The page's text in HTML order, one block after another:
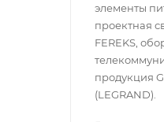
элементы
проектная
FEREKS,
продукция
(LEGRAND).